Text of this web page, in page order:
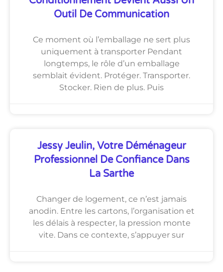
Outil De Communication
Ce moment où l’emballage ne sert plus
uniquement à transporter Pendant
longtemps, le rôle d’un emballage
semblait évident. Protéger. Transporter.
Stocker. Rien de plus. Puis
Jessy Jeulin, Votre Déménageur
Professionnel De Confiance Dans
La Sarthe
Changer de logement, ce n’est jamais
anodin. Entre les cartons, l’organisation et
les délais à respecter, la pression monte
vite. Dans ce contexte, s’appuyer sur